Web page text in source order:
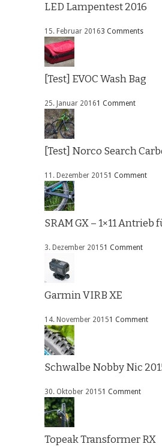
LED Lampentest 2016
15. Februar 20163 Comments
[Test] EVOC Wash Bag
25. Januar 20161 Comment
[Test] Norco Search
11. Dezember 20151 Comment
SRAM GX – 1×11 Antrieb
3. Dezember 20151 Comment
Garmin VIRB XE
14. November 20151 Comment
Schwalbe Nobby Nic
30. Oktober 20151 Comment
Topeak Transformer RX